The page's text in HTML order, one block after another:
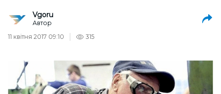
Vgoru
Автор
11 квітня 2017 09:10
315